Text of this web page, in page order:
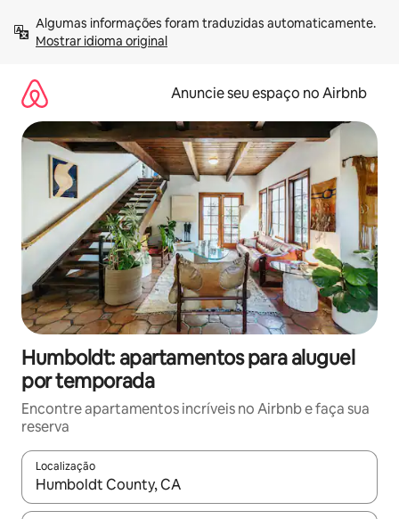
para
Mostrar idioma original
Anuncie seu espaço no Airbnb
Humboldt: apartamentos para aluguel
por temporada
Encontre apartamentos incríveis no Airbnb e faça sua
reserva
Localização
Quando os resultados estiverem disponíveis, explore-os